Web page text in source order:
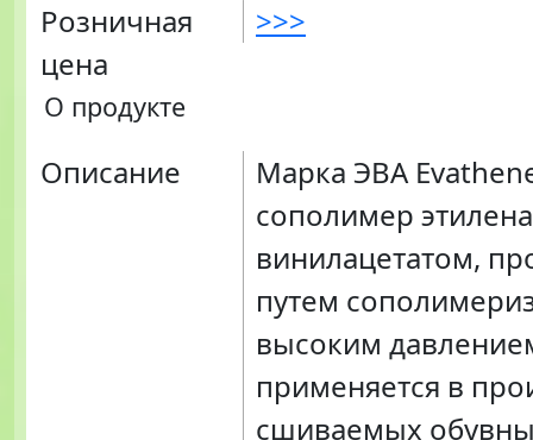
Розничная
цена
>>>
О продукте
Описание
Марка ЭВА
сополимер
винилацетатом,
путем
высоким
применяется в
сшиваемых